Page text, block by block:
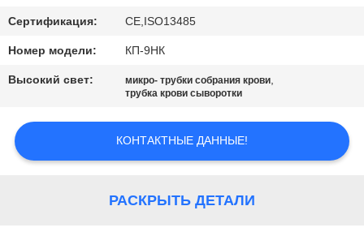
Сертификация: CE,ISO13485
Номер модели: КП-9НК
Высокий свет: микро- трубки собрания крови,
трубка крови сыворотки
КОНТАКТНЫЕ ДАННЫЕ!
РАСКРЫТЬ ДЕТАЛИ